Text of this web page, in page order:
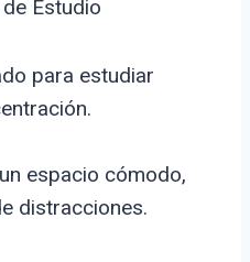
Estudio
para estudiar
espacio cómodo,
distracciones.